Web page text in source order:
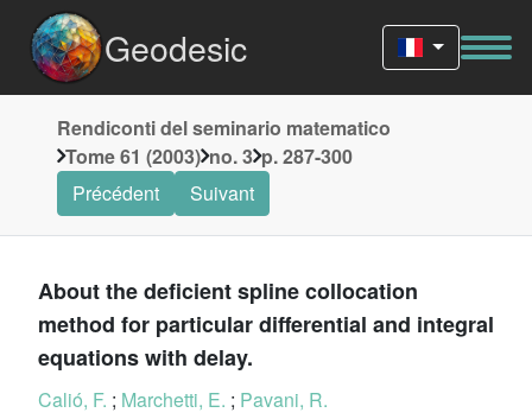
Geodesic
Rendiconti del seminario matematico
Tome 61 (2003) no. 3 p. 287-300
Précédent
Suivant
About the deficient spline collocation
method for particular differential and integral
equations with delay.
Calió, F. ; Marchetti, E. ; Pavani, R.